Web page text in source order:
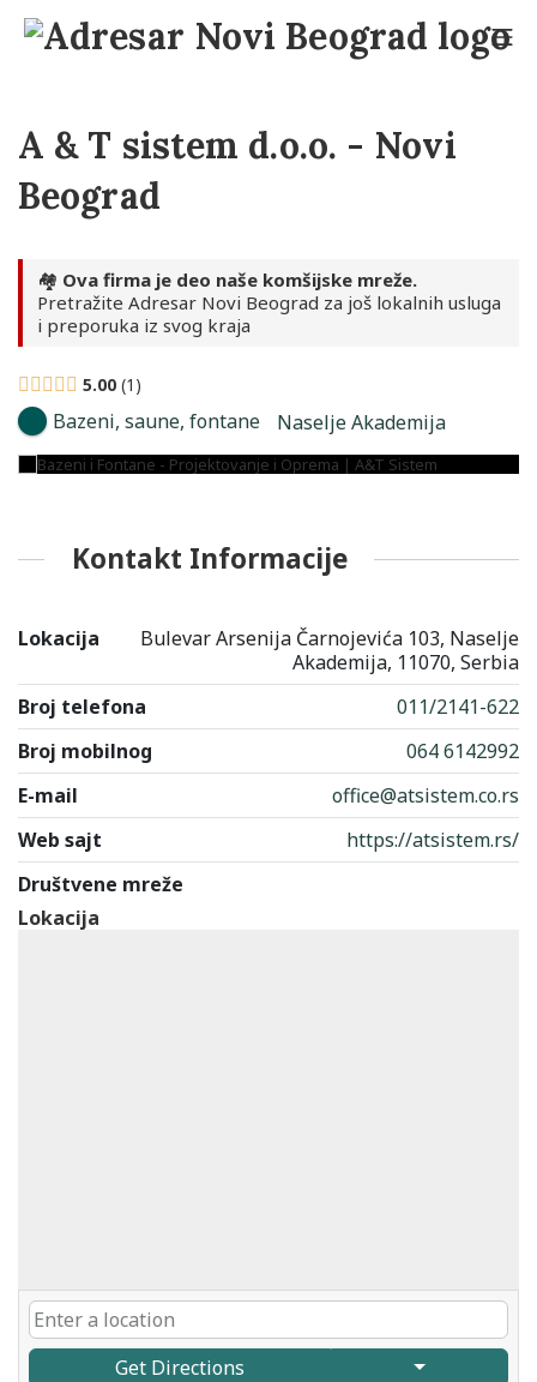
A & T sistem d.o.o. - Novi
Beograd
🏘️ Ova firma je deo naše komšijske mreže.
Pretražite Adresar Novi Beograd za još lokalnih usluga
i preporuka iz svog kraja
5.00 1
Bazeni, saune, fontane Naselje Akademija
Kontakt Informacije
Lokacija
Bulevar Arsenija Čarnojevića 103, Naselje
Akademija, 11070, Serbia
Broj telefona
011/2141-622
Broj mobilnog
064 6142992
E-mail
office@atsistem.co.rs
Web sajt
https://atsistem.rs/
Društvene mreže
Lokacija
Get Directions